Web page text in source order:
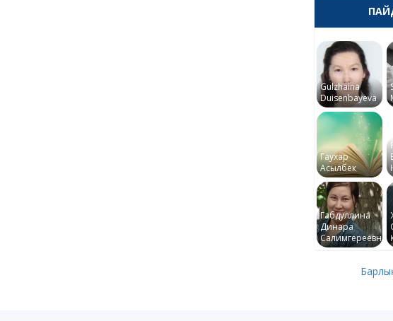
Gulzhaina
Duisenbayeva
Гаухар
Асылбек
Габдуллина
Динара
Салимгереевна